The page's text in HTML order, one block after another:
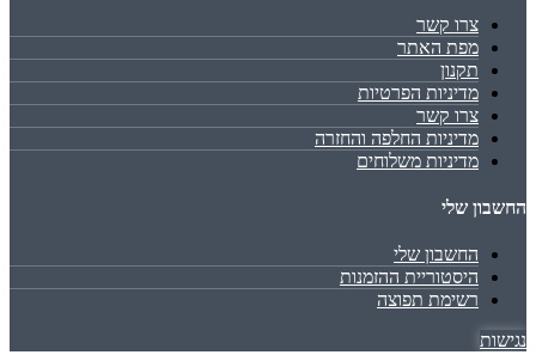
צרו קשר
מפת האתר
תקנון
מדיניות הפרטיות
צרו קשר
מדיניות החלפה והחזרה
מדיניות משלוחים
החשבון שלי
החשבון שלי
היסטוריית ההזמנות
רשימת תפוצה
נגישות